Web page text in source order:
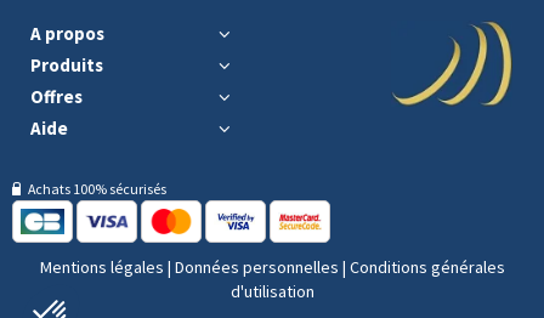
A propos
Produits
Offres
Aide
Achats 100% sécurisés
Mentions légales | Données personnelles | Conditions générales
d'utilisation